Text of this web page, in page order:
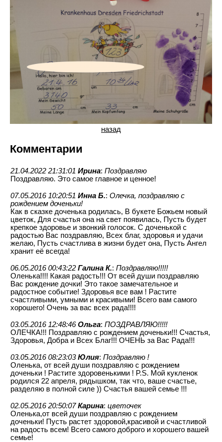
назад
Комментарии
21.04.2022 21:31:01 Ирина: Поздравляю
Поздравляю. Это самое главное и ценное!
07.05.2016 10:20:51 Инна Б.: Олечка, поздравляю с
рождением доченьки!
Как в сказке доченька родилась, В букете Божьем новый
цветок, Для счастья она на свет появилась, Пусть будет
крепкое здоровье и звонкий голосок. С доченькой с
радостью Вас поздравляю, Всех благ, здоровья и удачи
желаю, Пусть счастлива в жизни будет она, Пусть Ангел
хранит её всегда!
06.05.2016 00:43:22 Галина К.: Поздравляю!!!!!
Оленька!!!! Какая радость!!! От всей души поздравляю
Вас рождение дочки! Это такое замечательное и
радостное событие! Здоровья все вам ! Растите
счастливыми, умными и красивыми! Всего вам самого
хорошего! Очень за вас всех рада!!!!
03.05.2016 12:48:46 Ольга: ПОЗДРАВЛЯЮ!!!!!
ОЛЕЧКА!!! Поздравляю с рождением доченьки!!! Счастья,
Здоровья, Добра и Всех Благ!!! ОЧЕНЬ за Вас Рада!!!
03.05.2016 08:23:03 Юлия: Поздравляю !
Оленька, от всей души поздравляю с рождением
доченьки ! Растите здоровенькими ! P.S. Мой кукленок
родился 22 апреля, рядышком, так что, ваше счастье,
разделяю в полной силе )) Счастья вашей семье !!!
02.05.2016 20:50:07 Карина: цветочек
Оленька,от всей души поздравляю с рождением
доченьки! Пусть растет здоровой,красивой и счастливой
на радость всем! Всего самого доброго и хорошего вашей
семье!